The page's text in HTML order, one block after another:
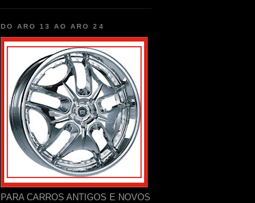
DO ARO 13 AO ARO 24
PARA CARROS ANTIGOS E NOVOS